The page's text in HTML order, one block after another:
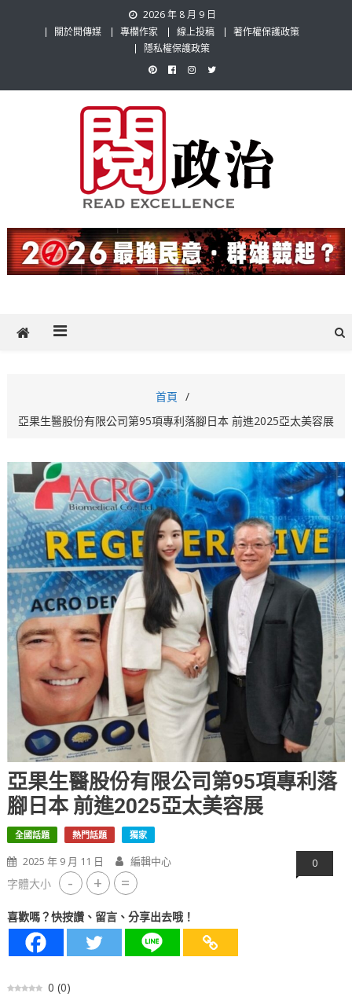
2026 年 8 月 9 日
關於閱傳媒
專欄作家 線上投稿
著作權保護政策
隱私權保護政策
閱政治 Read Gov News
題，也要專業評論，閱政治與多元的政治評論家與專欄作家邀稿合作，
讓讀者有最多元和專業的選擇。
首頁
亞果生醫股份有限公司第95項專利落腳日本 前進2025亞太美容展
亞果生醫股份有限公司第95項專利落
腳日本 前進2025亞太美容展
全國話題 熱門話題 獨家
2025 年 9 月 11 日 編輯中心 0
字體大小 - + =
喜歡嗎？快按讚、留言、分享出去哦！
0 (0)